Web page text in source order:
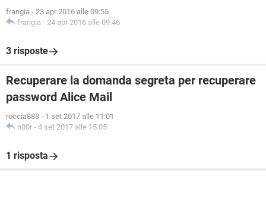
frangia - 23 apr 2016 alle 09:55
frangia - 24 apr 2016 alle 09:46
3 risposte
Recuperare la domanda segreta per recuperare
password Alice Mail
roccia888 - 1 set 2017 alle 11:01
n00r - 4 set 2017 alle 15:05
1 risposta